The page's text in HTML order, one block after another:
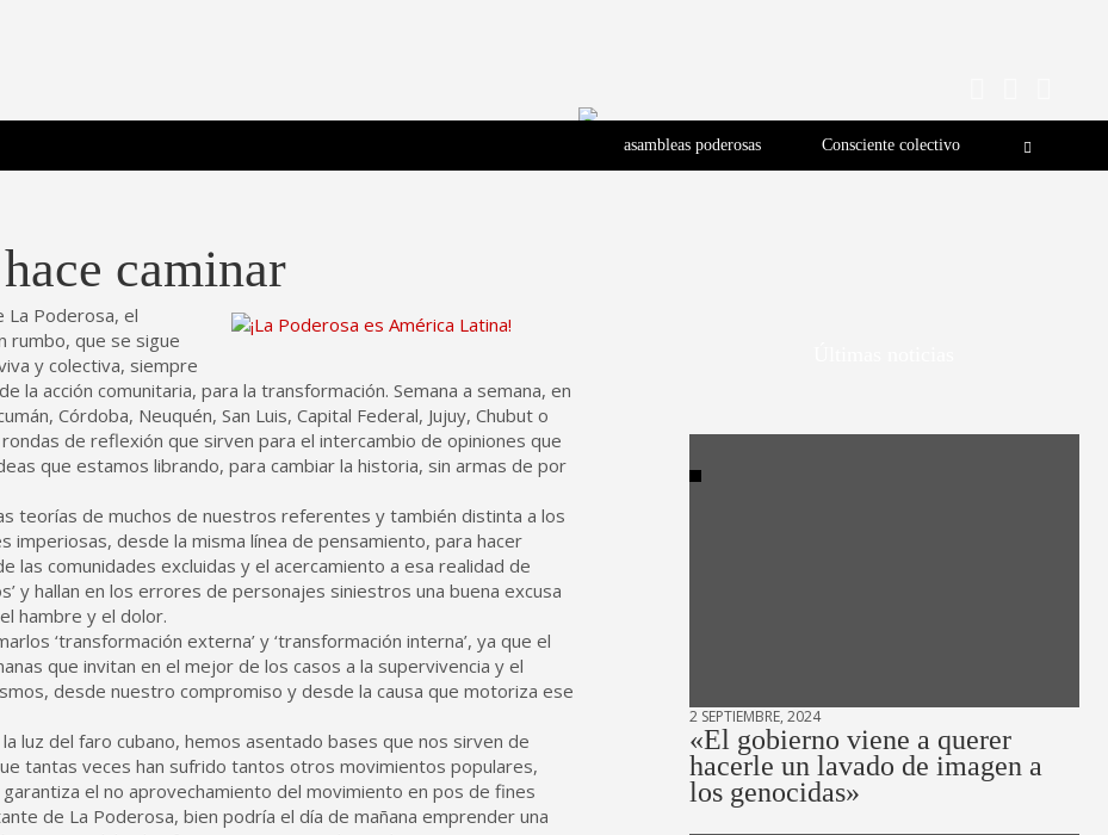
Poderosa.
asambleas poderosas Consciente colectivo
caminar
La Poderosa, el
rumbo, que se sigue
y colectiva, siempre
la acción comunitaria, para la transformación. Semana a semana, en
Córdoba, Neuquén, San Luis, Capital Federal, Jujuy, Chubut o
de reflexión que sirven para el intercambio de opiniones que
que estamos librando, para cambiar la historia, sin armas de por
teorías de muchos de nuestros referentes y también distinta a los
imperiosas, desde la misma línea de pensamiento, para hacer
las comunidades excluidas y el acercamiento a esa realidad de
y hallan en los errores de personajes siniestros una buena excusa
hambre y el dolor.
‘transformación externa’ y ‘transformación interna’, ya que el
que invitan en el mejor de los casos a la supervivencia y el
desde nuestro compromiso y desde la causa que motoriza ese
luz del faro cubano, hemos asentado bases que nos sirven de
tantas veces han sufrido tantos otros movimientos populares,
el no aprovechamiento del movimiento en pos de fines
de La Poderosa, bien podría el día de mañana emprender una
2 SEPTIEMBRE, 2024
«El gobierno viene a querer
hacerle un lavado de imagen a
los genocidas»